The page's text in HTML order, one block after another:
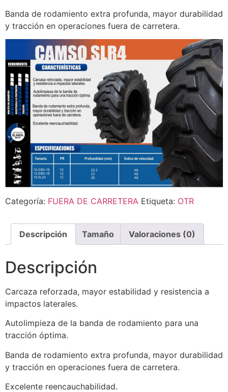
Banda de rodamiento extra profunda, mayor durabilidad
y tracción en operaciones fuera de carretera.
Categoría: FUERA DE CARRETERA Etiqueta: OTR
Descripción Tamaño Valoraciones (0)
Descripción
Carcaza reforzada, mayor estabilidad y resistencia a
impactos laterales.
Autolimpieza de la banda de rodamiento para una
tracción óptima.
Banda de rodamiento extra profunda, mayor durabilidad
y tracción en operaciones fuera de carretera.
Excelente reencauchabilidad.